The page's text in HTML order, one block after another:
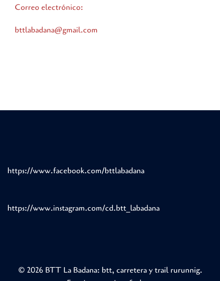
Correo electrónico:
bttlabadana@gmail.com
https://www.facebook.com/bttlabadana
https://www.instagram.com/cd.btt_labadana
© 2026 BTT La Badana: btt, carretera y trail rurunnig.